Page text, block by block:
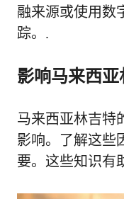
融来源或使用数
踪。.
影响马来西
马来西亚林吉特
影响。了解这些
要。这些知识